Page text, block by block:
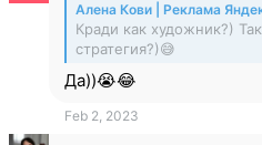
Аленa Кови | Реклама
Кради как художник?)
стратегия?)😅
Да))😭😂
Feb 2, 2023